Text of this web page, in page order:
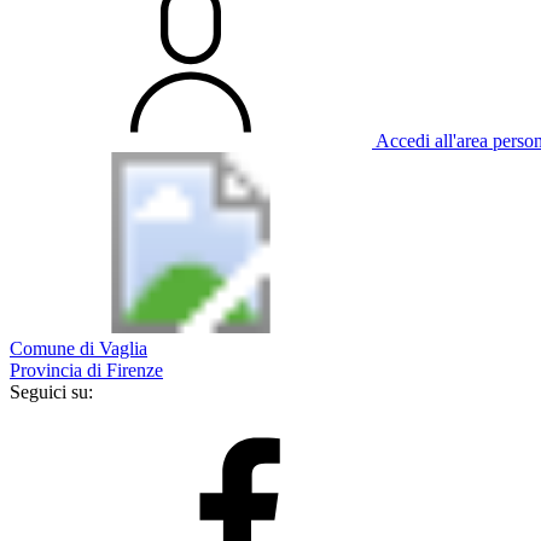
Accedi all'area
Comune di Vaglia
Provincia di Firenze
Seguici su: